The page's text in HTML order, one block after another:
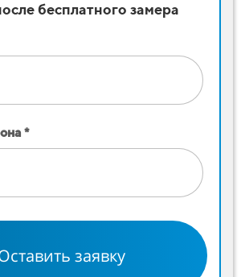
бесплатного замера
*
заявку